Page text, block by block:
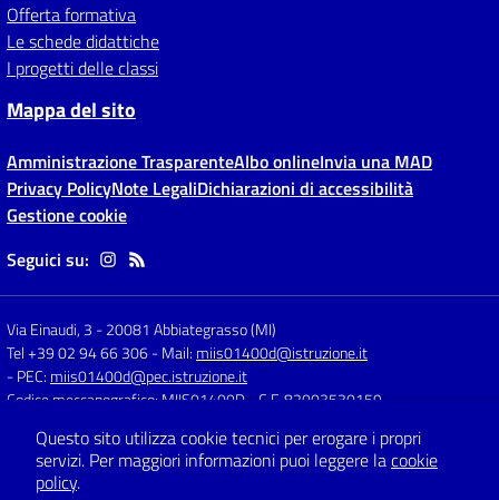
Offerta formativa
Le schede didattiche
I progetti delle classi
Mappa del sito
Amministrazione TrasparenteAlbo onlineInvia una MAD
Privacy PolicyNote LegaliDichiarazioni di accessibilità
Gestione cookie
Seguici su:
Via Einaudi, 3 -20081 Abbiategrasso (MI)
Tel +39 02 94 66 306- Mail: miis01400d@istruzione.it
- PEC: miis01400d@pec.istruzione.it
Codice meccanografico: MIIS01400D
- C.F. 82003530159
Concept & Design by
Designers Italia
Questo sito utilizza cookie tecnici per erogare i propri
servizi. Per maggiori informazioni puoi leggere lacookie
policy.